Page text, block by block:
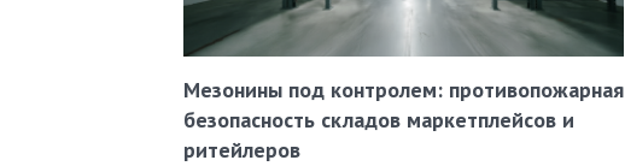
Мезонины под контролем: противопожарная
безопасность складов маркетплейсов и
ритейлеров